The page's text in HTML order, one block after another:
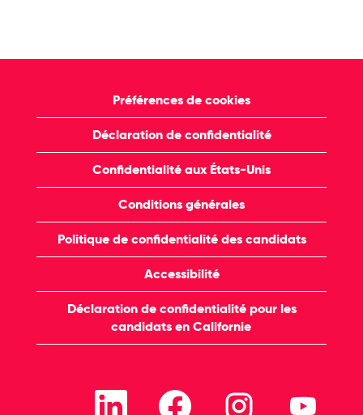
Préférences de cookies
Déclaration de confidentialité
Confidentialité aux États-Unis
Conditions générales
Politique de confidentialité des candidats
Accessibilité
Déclaration de confidentialité pour les
candidats en Californie
S